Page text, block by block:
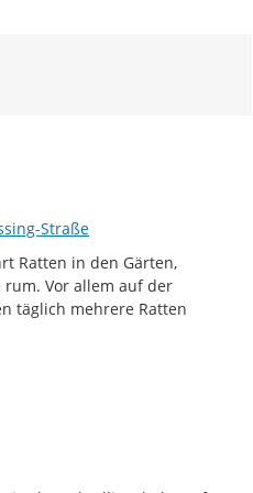
Straße
Ratten in den Gärten,
Vor allem auf der
täglich mehrere Ratten